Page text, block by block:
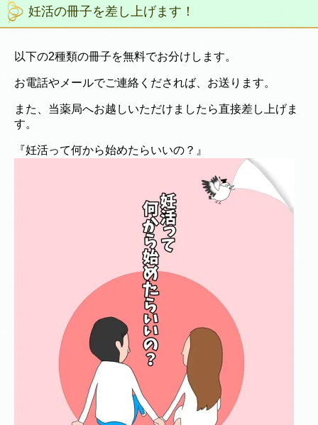
妊活の冊子を差し上げます！
以下の2種類の冊子を無料でお分けします。
お電話やメールでご連絡くだされば、お送ります。
また、当薬局へお越しいただけましたら直接差し上げま
す。
『妊活って何から始めたらいいの？』